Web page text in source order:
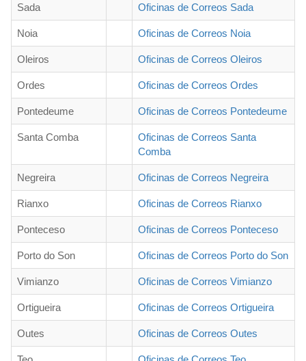
Sada Oficinas de Correos Sada
Noia Oficinas de Correos Noia
Oleiros Oficinas de Correos Oleiros
Ordes Oficinas de Correos Ordes
Pontedeume Oficinas de Correos Pontedeume
Santa Comba
Oficinas de Correos Santa
Comba
Negreira Oficinas de Correos Negreira
Rianxo Oficinas de Correos Rianxo
Ponteceso Oficinas de Correos Ponteceso
Porto do Son Oficinas de Correos Porto do Son
Vimianzo Oficinas de Correos Vimianzo
Ortigueira Oficinas de Correos Ortigueira
Outes Oficinas de Correos Outes